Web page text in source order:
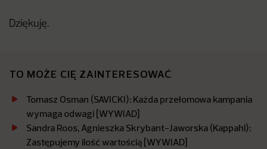
Dziękuję.
TO MOŻE CIĘ ZAINTERESOWAĆ
Tomasz Osman (SAVICKI): Każda przełomowa kampania
wymaga odwagi [WYWIAD]
Sandra Roos, Agnieszka Skrybant-Jaworska (Kappahl):
Zastępujemy ilość wartością [WYWIAD]